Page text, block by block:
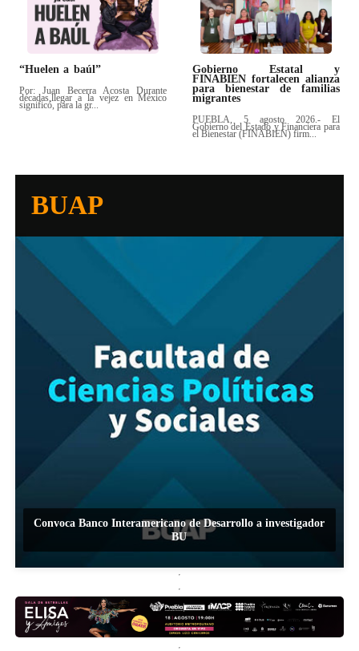
“Huelen a baúl”
Por: Juan Becerra Acosta Durante
décadas,llegar a la vejez en México
significó, para la gr...
Gobierno Estatal y
FINABIEN fortalecen alianza
para bienestar de familias
migrantes
PUEBLA, 5 agosto 2026.- El
Gobierno del Estado y Financiera para
el Bienestar (FINABIEN) firm...
BUAP
Convoca Banco Interamericano de Desarrollo a investigador
BU